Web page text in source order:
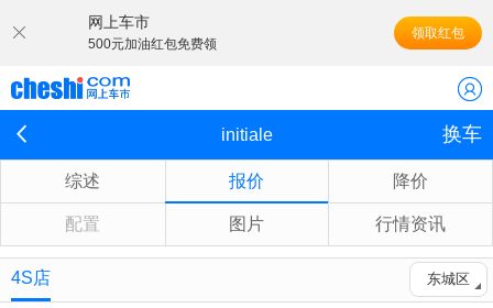
网上车市
500元加油红包免费领
领取红包
initiale 换车
综述 报价 降价
配置 图片 行情资讯
4S店 东城区